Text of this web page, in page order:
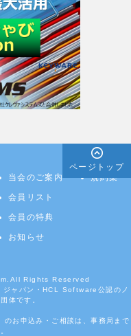
当会のご案内
会員リスト
会員の特典
お知らせ
規約集
ページトップ
All Rights Reserved
ャパン・HCL Software公認のノ
体です。
のお申込み・ご相談は、事務局まで